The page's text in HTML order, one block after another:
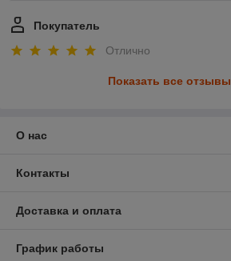
Покупатель
Отлично
Показать все отзывы
О нас
Контакты
Доставка и оплата
График работы